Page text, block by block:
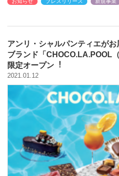
アンリ・シャルパンティエが
ブランド「CHOCO.LA.POOL
限定オープン︕
2021.01.12